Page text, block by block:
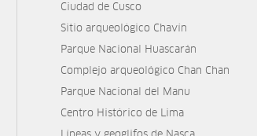
Ciudad de Cusco
Sitio arqueológico Chavín
Parque Nacional Huascarán
Complejo arqueológico Chan Chan
Parque Nacional del Manu
Centro Histórico de Lima